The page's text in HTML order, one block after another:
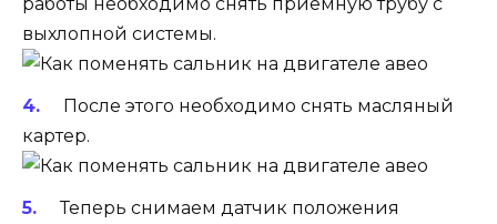
выхлопной системы.
После этого необходимо снять масляный
картер.
Теперь снимаем датчик положения